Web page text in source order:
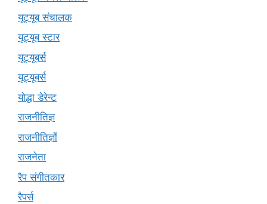
यूट्यूब संचालक
यूट्यूब स्टार
यूट्यूबर्स
यूट्‍यूबर्स
योद्धा डेरेन्ट
राजनीतिज्ञ
राजनीतिज्ञों
राजनेता
रैप संगीतकार
रैपर्स